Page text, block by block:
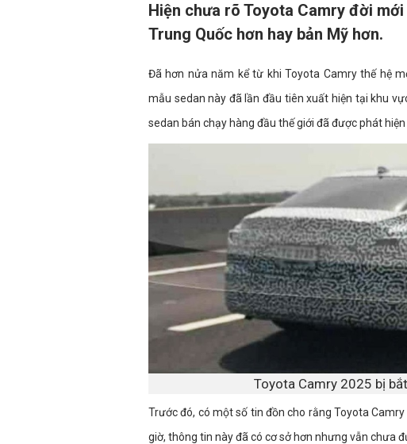
Hiện chưa rõ Toyota Camry đời
Trung Quốc hơn hay bản Mỹ hơn.
Đã hơn nửa năm kể từ khi Toyota Camry thế hệ
mẫu sedan này đã lần đầu tiên xuất hiện tại khu
sedan bán chạy hàng đầu thế giới đã được phát hiện
Toyota Camry 2025 bị
Trước đó, có một số tin đồn cho rằng Toyota
giờ, thông tin này đã có cơ sở hơn nhưng vẫn chưa